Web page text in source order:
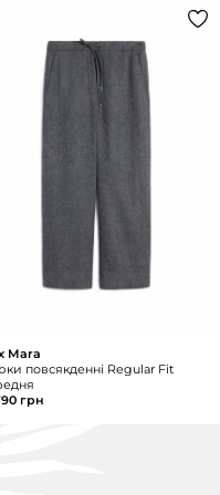
Mara
повсякденні Regular Fit
грн